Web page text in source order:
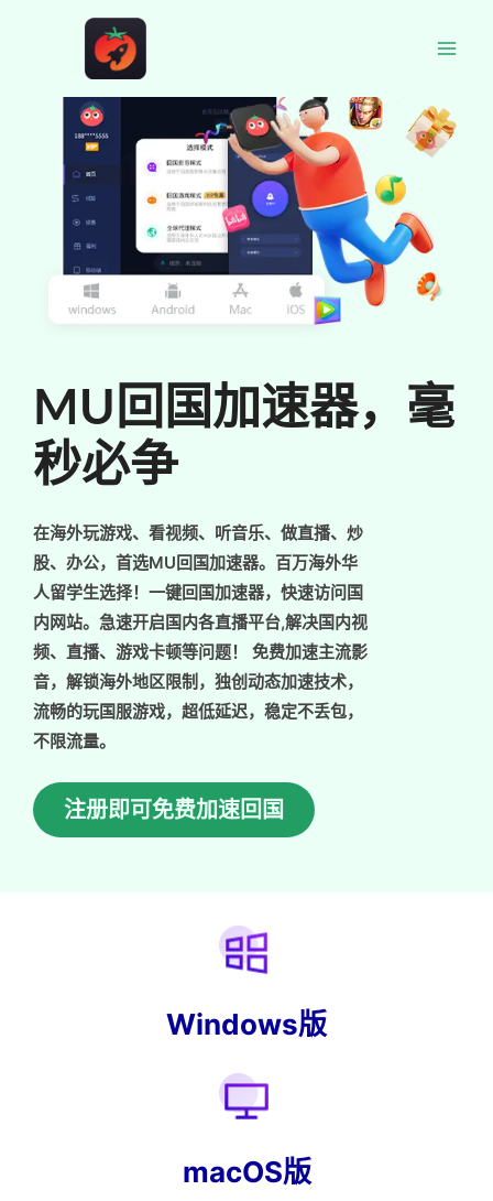
MU回国加速器，毫
秒必争
在海外玩游戏、看视频、听音乐、做直播、炒
股、办公，首选MU回国加速器。百万海外华
人留学生选择！一键回国加速器，快速访问国
内网站。急速开启国内各直播平台,解决国内视
频、直播、游戏卡顿等问题！ 免费加速主流影
音，解锁海外地区限制，独创动态加速技术，
流畅的玩国服游戏，超低延迟，稳定不丢包，
不限流量。
注册即可免费加速回国
Windows版
macOS版